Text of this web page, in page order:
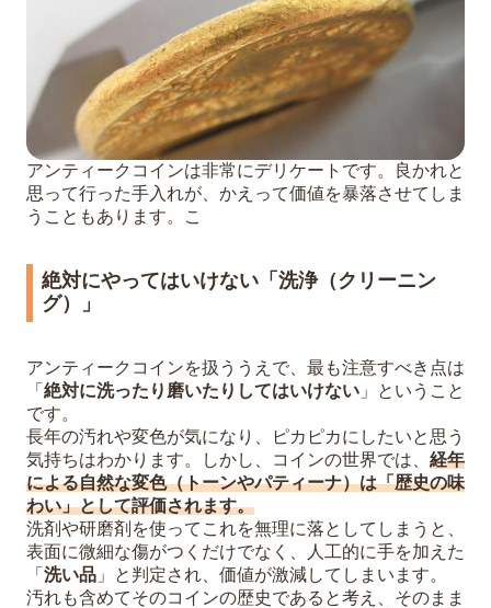
アンティークコインは非常にデリケートです。良かれと
思って行った手入れが、かえって価値を暴落させてしま
うこともあります。こ
絶対にやってはいけない「洗浄（クリーニン
グ）」
アンティークコインを扱ううえで、最も注意すべき点は
「 絶対に洗ったり磨いたりしてはいけない 」ということ
です。
長年の汚れや変色が気になり、ピカピカにしたいと思う
気持ちはわかります。しかし、コインの世界では、 経年
による自然な変色（トーンやパティーナ）は「歴史の味
わい」として評価されます。
洗剤や研磨剤を使ってこれを無理に落としてしまうと、
表面に微細な傷がつくだけでなく、人工的に手を加えた
「 洗い品 」と判定され、価値が激減してしまいます。
汚れも含めてそのコインの歴史であると考え、そのまま